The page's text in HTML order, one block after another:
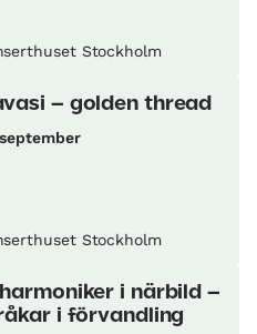
Stockholm
– golden thread
Stockholm
i närbild –
i förvandling